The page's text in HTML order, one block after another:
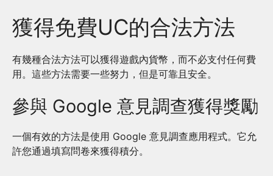
獲得免費UC的合法方法
有幾種合法方法可以獲得遊戲內貨幣，而不必支付任何費
用。這些方法需要一些努力，但是可靠且安全。
參與 Google 意見調查獲得獎勵
一個有效的方法是使用 Google 意見調查應用程式。它允
許您通過填寫問卷來獲得積分。